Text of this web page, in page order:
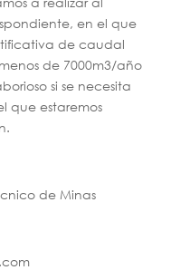
en el que
de caudal
de 7000m3/año
si se necesita
que estaremos
de Minas